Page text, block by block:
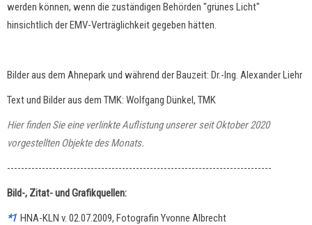
werden können, wenn die zuständigen Behörden "grünes Licht"
hinsichtlich der EMV-Verträglichkeit gegeben hätten.
Bilder aus dem Ahnepark und während der Bauzeit: Dr.-Ing. Alexander Liehr
Text und Bilder aus dem TMK: Wolfgang Dünkel, TMK
Hier finden Sie eine verlinkte Auflistung unserer seit Oktober 2020
vorgestellten Objekte des Monats.
----------------------------------------------------------------------------
Bild-, Zitat- und Grafikquellen:
*1 HNA-KLN v. 02.07.2009, Fotografin Yvonne Albrecht